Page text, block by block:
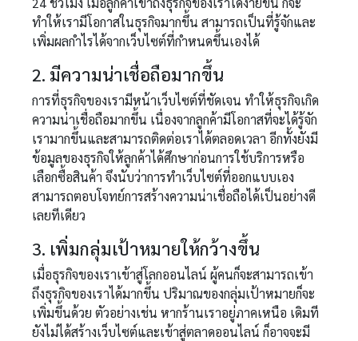
ทำให้เรามีโอกาสในธุรกิจมากขึ้น สามารถเป็นที่รู้จักและ
เพิ่มผลกำไรได้จากเว็บไซต์ที่กำหนดขึ้นเองได้
2. มีความน่าเชื่อถือมากขึ้น
การที่ธุรกิจของเรามีหน้าเว็บไซต์ที่ชัดเจน ทำให้ธุรกิจเกิด
ความน่าเชื่อถือมากขึ้น เนื่องจากลูกค้ามีโอกาสที่จะได้รู้จัก
เรามากขึ้นและสามารถติดต่อเราได้ตลอดเวลา อีกทั้งยังมี
ข้อมูลของธุรกิจให้ลูกค้าได้ศึกษาก่อนการใช้บริการหรือ
เลือกซื้อสินค้า จึงนับว่าการทำเว็บไซต์ที่ออกแบบเอง
สามารถตอบโจทย์การสร้างความน่าเชื่อถือได้เป็นอย่างดี
เลยทีเดียว
3. เพิ่มกลุ่มเป้าหมายให้กว้างขึ้น
เมื่อธุรกิจของเราเข้าสู่โลกออนไลน์ ผู้คนก็จะสามารถเข้า
ถึงธุรกิจของเราได้มากขึ้น ปริมาณของกลุ่มเป้าหมายก็จะ
เพิ่มขึ้นด้วย ตัวอย่างเช่น หากร้านเราอยู่ภาคเหนือ เดิมที
ยังไม่ได้สร้างเว็บไซต์และเข้าสู่ตลาดออนไลน์ ก็อาจจะมี